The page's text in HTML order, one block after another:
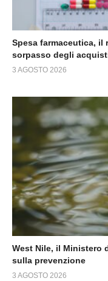
Spesa farmaceutica, il
sorpasso degli
3 AGOSTO 2026
West Nile, il Ministero
sulla prevenzione
3 AGOSTO 2026